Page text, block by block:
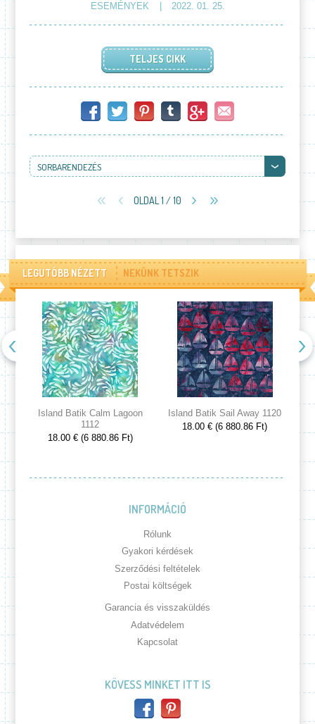
ESEMÉNYEK 2022. 01. 25.
TELJES CIKK
SORBARENDEZÉS
OLDAL 1 / 10
LEGUTÓBB NÉZETT NEKÜNK TETSZIK
Island Batik Calm Lagoon
1112
18.00 € (6 880.86 Ft)
Island Batik Sail Away 1120
18.00 € (6 880.86 Ft)
INFORMÁCIÓ
Rólunk
Gyakori kérdések
Szerződési feltételek
Postai költségek
Garancia és visszaküldés
Adatvédelem
Kapcsolat
KÖVESS MINKET ITT IS